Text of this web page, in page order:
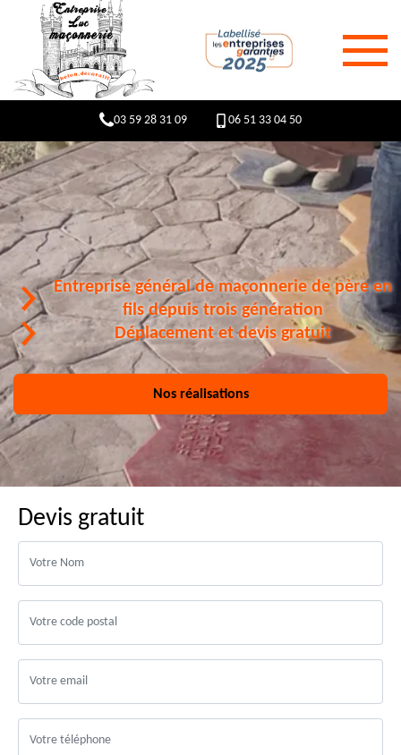
03 59 28 31 09 06 51 33 04 50
Entreprise général de maçonnerie de père en
fils depuis trois génération
Déplacement et devis gratuit
Nos réalisations
Devis gratuit